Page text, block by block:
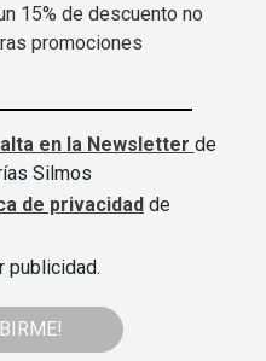
15% de descuento no
promociones
en la Newsletter de
Silmos
de privacidad de
publicidad.